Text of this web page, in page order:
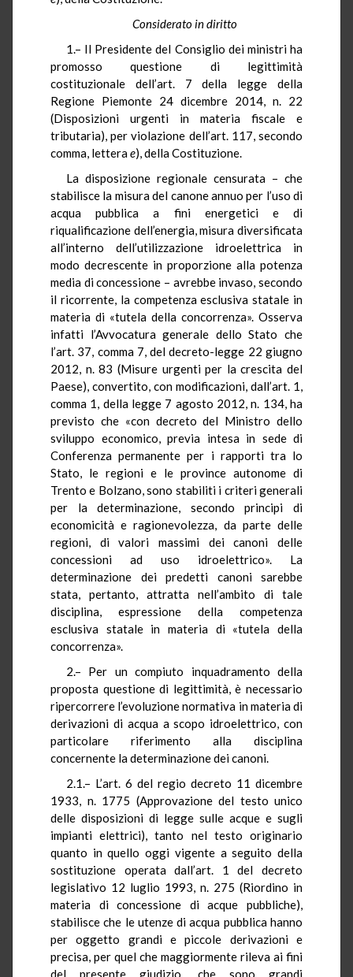
Considerato in diritto
1.– Il Presidente del Consiglio dei ministri ha
promosso questione di legittimità
costituzionale dell’art. 7 della legge della
Regione Piemonte 24 dicembre 2014, n. 22
(Disposizioni urgenti in materia fiscale e
tributaria), per violazione dell’art. 117, secondo
comma, letterae), della Costituzione.
La disposizione regionale censurata – che
stabilisce la misura del canone annuo per l’uso di
acqua pubblica a fini energetici e di
riqualificazione dell’energia, misura diversificata
all’interno dell’utilizzazione idroelettrica in
modo decrescente in proporzione alla potenza
media di concessione – avrebbe invaso, secondo
il ricorrente, la competenza esclusiva statale in
materia di «tutela della concorrenza». Osserva
infatti l’Avvocatura generale dello Stato che
l’art. 37, comma 7, del decreto-legge 22 giugno
2012, n. 83 (Misure urgenti per la crescita del
Paese), convertito, con modificazioni, dall’art. 1,
comma 1, della legge 7 agosto 2012, n. 134, ha
previsto che «con decreto del Ministro dello
sviluppo economico, previa intesa in sede di
Conferenza permanente per i rapporti tra lo
Stato, le regioni e le province autonome di
Trento e Bolzano, sono stabiliti i criteri generali
per la determinazione, secondo principi di
economicità e ragionevolezza, da parte delle
regioni, di valori massimi dei canoni delle
concessioni ad uso idroelettrico». La
determinazione dei predetti canoni sarebbe
stata, pertanto, attratta nell’ambito di tale
disciplina, espressione della competenza
esclusiva statale in materia di «tutela della
concorrenza».
2.– Per un compiuto inquadramento della
proposta questione di legittimità, è necessario
ripercorrere l’evoluzione normativa in materia di
derivazioni di acqua a scopo idroelettrico, con
particolare riferimento alla disciplina
concernente la determinazione dei canoni.
2.1.– L’art. 6 del regio decreto 11 dicembre
1933, n. 1775 (Approvazione del testo unico
delle disposizioni di legge sulle acque e sugli
impianti elettrici), tanto nel testo originario
quanto in quello oggi vigente a seguito della
sostituzione operata dall’art. 1 del decreto
legislativo 12 luglio 1993, n. 275 (Riordino in
materia di concessione di acque pubbliche),
stabilisce che le utenze di acqua pubblica hanno
per oggetto grandi e piccole derivazioni e
precisa, per quel che maggiormente rileva ai fini
del presente giudizio, che sono grandi